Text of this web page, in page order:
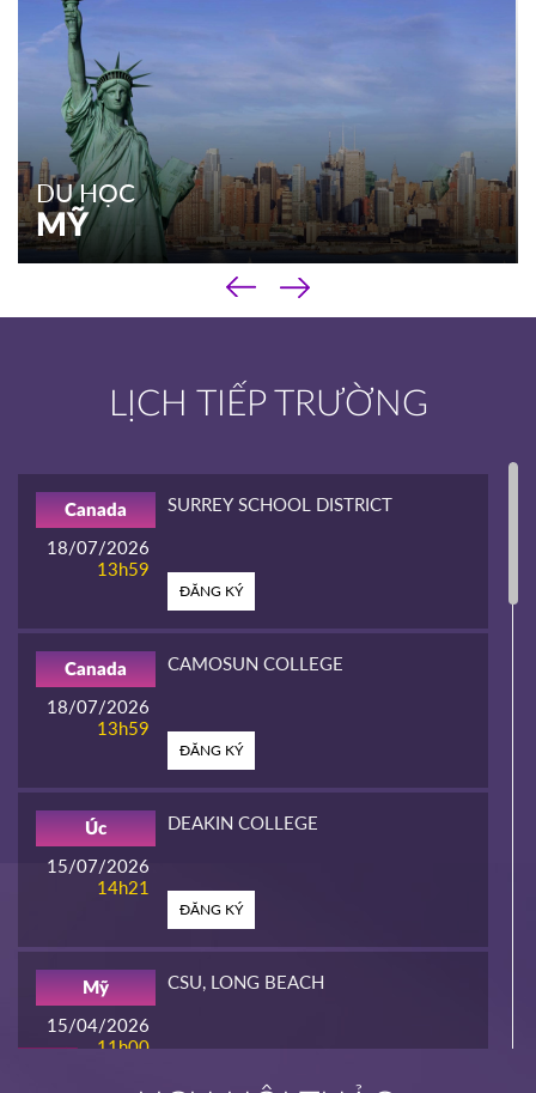
Chương trình cao đẳng
Kinh nghiệm du học
XEM THÊM
DU HỌC
MỸ
‹
›
LỊCH TIẾP TRƯỜNG
18/07/2026
13h59
Canada SURREY SCHOOL DISTRICT
ĐĂNG KÝ
18/07/2026
13h59
Canada CAMOSUN COLLEGE
ĐĂNG KÝ
15/07/2026
14h21
Úc DEAKIN COLLEGE
ĐĂNG KÝ
15/04/2026
11h00
Mỹ CSU, LONG BEACH